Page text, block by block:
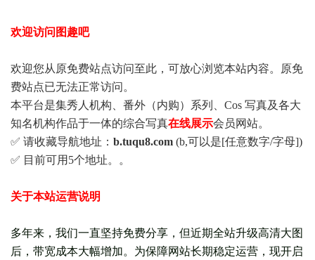
欢迎访问图趣吧
欢迎您从原免费站点访问至此，可放心浏览本站内容。原免
费站点已无法正常访问。
本平台是集秀人机构、番外（内购）系列、Cos 写真及各大
知名机构作品于一体的综合写真在线展示会员网站。
✅ 请收藏导航地址： b.tuqu8.com (b,可以是[任意数字/字母])
✅ 目前可用5个地址。。
关于本站运营说明
多年来，我们一直坚持免费分享，但近期全站升级高清大图
后，带宽成本大幅增加。为保障网站长期稳定运营，现开启